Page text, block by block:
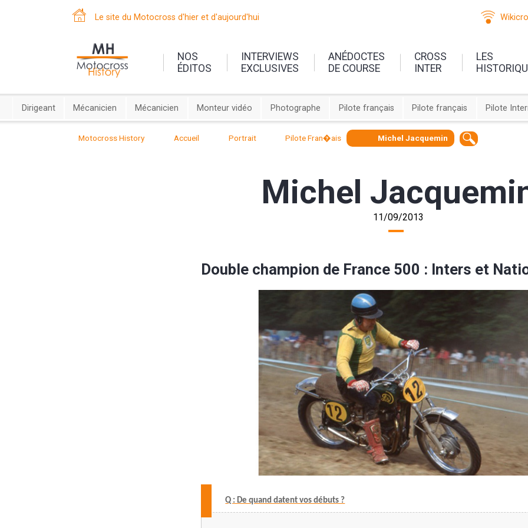
Le site du Motocross d'hier et d'aujourd'hui
NOS
ÉDITOS
INTERVIEWS
EXCLUSIVES
ANÉDOCTES
DE COURSE
CROSS
INTER
LES
Dirigeant Mécanicien Mécanicien Monteur vidéo Photographe Pilote français Pilote français Pilote
Motocross History Accueil Portrait Pilote Fran�ais Michel Jacquemin
Michel
11/09/2013
Double champion de France 500 : Inters et
Q : De quand datent vos débuts ?